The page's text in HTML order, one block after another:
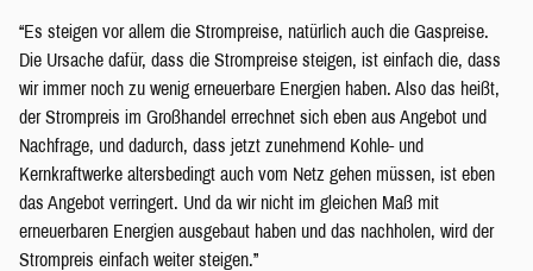
“Es steigen vor allem die Strompreise, natürlich auch die Gaspreise.
Die Ursache dafür, dass die Strompreise steigen, ist einfach die, dass
wir immer noch zu wenig erneuerbare Energien haben. Also das heißt,
der Strompreis im Großhandel errechnet sich eben aus Angebot und
Nachfrage, und dadurch, dass jetzt zunehmend Kohle- und
Kernkraftwerke altersbedingt auch vom Netz gehen müssen, ist eben
das Angebot verringert. Und da wir nicht im gleichen Maß mit
erneuerbaren Energien ausgebaut haben und das nachholen, wird der
Strompreis einfach weiter steigen.”